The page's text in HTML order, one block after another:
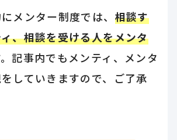
メンター制度では、 相談す
、相談を受ける人をメンタ
記事内でもメンティ、メンタ
していきますので、ご了承